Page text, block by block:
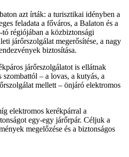
azt írták: a turisztikai idényben a
feladata a főváros, a Balaton és a
régiójában a közbiztonsági
járőrszolgálat megerősítése, a nagy
biztosítása.
járőrszolgálatot is ellátnak
– a lovas, a kutyás, a
mellett – önjáró elektromos
elektromos kerékpárral a
egy-egy járőrpár. Céljuk a
megelőzése és a biztonságos